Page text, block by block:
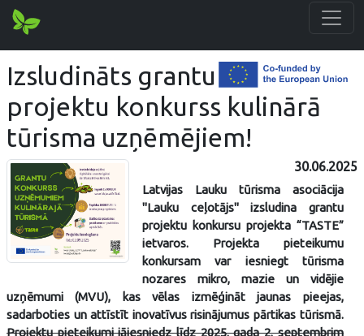
Izsludināts grantu
projektu konkurss kulinārā
tūrisma uzņēmējiem!
30.06.2025
Latvijas Lauku tūrisma asociācija
"Lauku ceļotājs" izsludina grantu
projektu konkursu projekta “TASTE”
ietvaros. Projekta pieteikumu
konkursam var iesniegt tūrisma
nozares mikro, mazie un vidējie
uzņēmumi (MVU), kas vēlas izmēģināt jaunas pieejas,
sadarboties un attīstīt inovatīvus risinājumus pārtikas tūrismā.
Projektu pieteikumi jāiesniedz līdz 2025. gada 2. septembrim